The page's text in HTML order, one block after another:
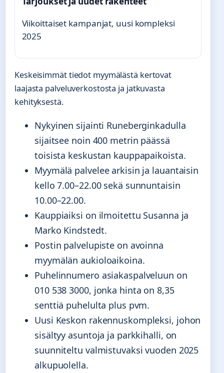
Viikoittaiset kampanjat, uusi kompleksi
2025
Keskeisimmät tiedot myymälästä kertovat
laajasta palveluverkostosta ja jatkuvasta
kehityksestä.
Nykyinen sijainti Runeberginkadulla
sijaitsee noin 400 metrin päässä
toisista keskustan kauppapaikoista.
Myymälä palvelee arkisin ja lauantaisin
kello 7.00–22.00 sekä sunnuntaisin
10.00–22.00.
Kauppiaiksi on ilmoitettu Susanna ja
Marko Kindstedt.
Postin palvelupiste on avoinna
myymälän aukioloaikoina.
Puhelinnumero asiakaspalveluun on
010 538 3000, jonka hinta on 8,35
senttiä puhelulta plus pvm.
Uusi Keskon rakennuskompleksi, johon
sisältyy asuntoja ja parkkihalli, on
suunniteltu valmistuvaksi vuoden 2025
alkupuolella.